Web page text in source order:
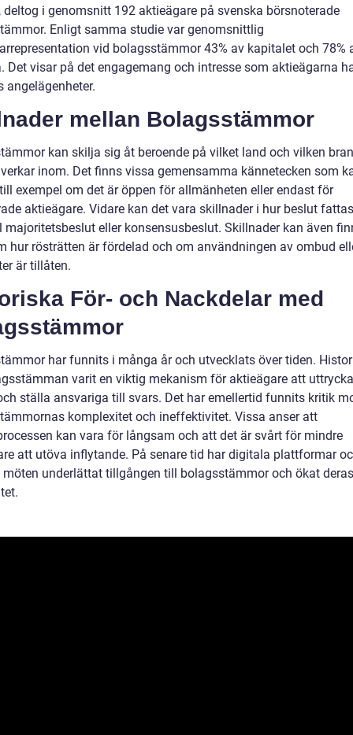
deltog i genomsnitt 192 aktieägare på svenska börsnoterade
Enligt samma studie var genomsnittlig
vid bolagsstämmor 43% av kapitalet och 78%
Det visar på det engagemang och intresse som aktieägarna
angelägenheter.
mellan Bolagsstämmor
kan skilja sig åt beroende på vilket land och vilken
inom. Det finns vissa gemensamma kännetecken som
exempel om det är öppen för allmänheten eller endast för
aktieägare. Vidare kan det vara skillnader i hur beslut
majoritetsbeslut eller konsensusbeslut. Skillnader kan även
hur rösträtten är fördelad och om användningen av ombud
är tillåten.
För- och Nackdelar med
har funnits i många år och utvecklats över tiden.
varit en viktig mekanism för aktieägare att
ställa ansvariga till svars. Det har emellertid funnits kritik
komplexitet och ineffektivitet. Vissa anser att
kan vara för långsam och att det är svårt för mindre
att utöva inflytande. På senare tid har digitala plattformar
underlättat tillgången till bolagsstämmor och ökat deras